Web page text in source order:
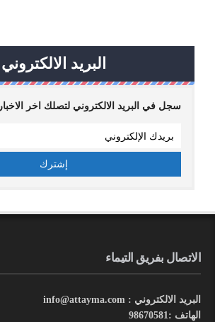
البريد الالكتروني
سجل في البريد الالكتروني لتصلك اخر الاخبار
الاتصال بفريق التيماء
البريد الالكتروني : info@attayma.com
الهاتف :98670581